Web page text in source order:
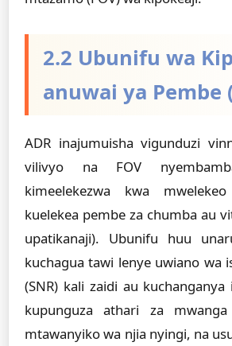
2.2 Ubunifu wa
anuwai ya Pembe
ADR inajumuisha vigunduzi
vilivyo na FOV
kimeelekezwa kwa
kuelekea pembe za chumba au
upatikanaji). Ubunifu huu
kuchagua tawi lenye uwiano wa
(SNR) kali zaidi au
kupunguza athari za
mtawanyiko wa njia nyingi, na